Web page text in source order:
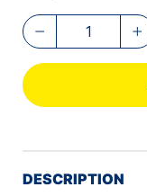
DESCRIPTION